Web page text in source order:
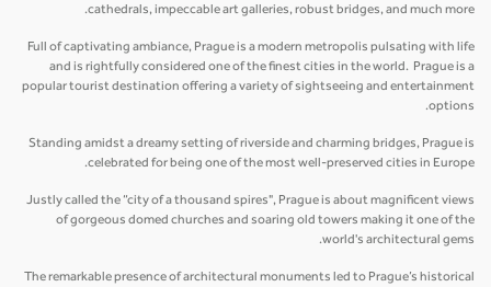
cathedrals, impeccable art galleries, robust bridges, and much more.
Full of captivating ambiance, Prague is a modern metropolis pulsating with life
and is rightfully considered one of the finest cities in the world. Prague is a
popular tourist destination offering a variety of sightseeing and entertainment
options.
Standing amidst a dreamy setting of riverside and charming bridges, Prague is
celebrated for being one of the most well-preserved cities in Europe.
Justly called the “city of a thousand spires", Prague is about magnificent views
of gorgeous domed churches and soaring old towers making it one of the
world's architectural gems.
The remarkable presence of architectural monuments led to Prague’s historical